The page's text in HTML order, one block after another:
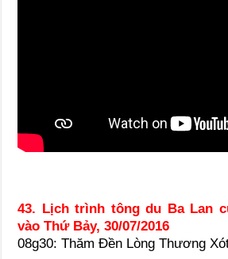
43. Lịch trình tông du Ba Lan
vào Thứ Bảy, 30/07/2016
08g30: Thăm Đền Lòng Thương